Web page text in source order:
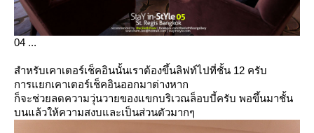
04 ...
สำหรับเคาเตอร์เช็คอินนั้นเราต้องขึ้นลิฟท์ไปที่ชั้น 12 ครับ
การแยกเคาเตอร์เช็คอินออกมาต่างหาก
ก็จะช่วยลดความวุ่นวายของแขกบริเวณล็อบบี้ครับ พอขึ้นมาชั้น
บนแล้วให้ความสงบและเป็นส่วนตัวมากๆ